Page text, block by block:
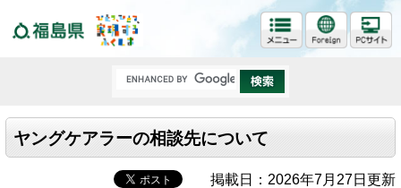
ヤングケアラーの相談先について
掲載日：2026年7月27日更新